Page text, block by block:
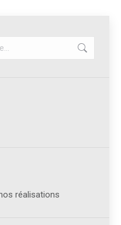
réalisations